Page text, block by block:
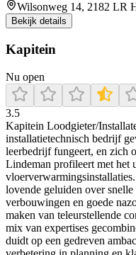
Wilsonweg 14, 2182 LR
Bekijk details
Kapitein
Nu open
3.5
Kapitein Loodgieter/
installatietechnisch bedrijf
leerbedrijf fungeert, en zich
Lindeman profileert met het
lovende geluiden over
verbouwingen en goede
maken van teleurstellende
mix van expertises
duidt op een gedreven